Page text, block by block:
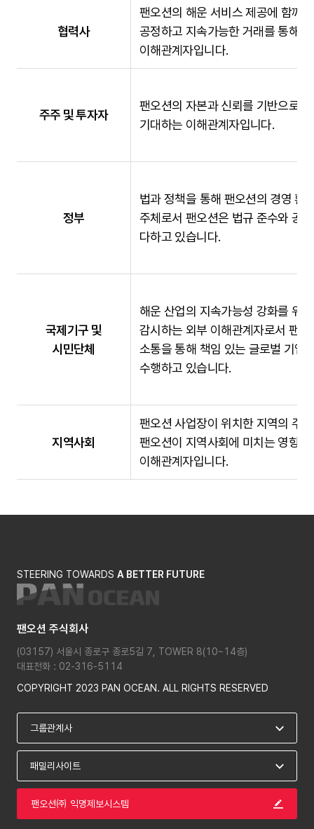
협력사
팬오션의 해운 서비스 제공에 함께
공정하고 지속가능한 거래를 통해
이해관계자입니다.
주주 및 투자자
팬오션의 자본과 신뢰를 기반으로
기대하는 이해관계자입니다.
정부
법과 정책을 통해 팬오션의 경영 환
주체로서 팬오션은 법규 준수와 공
다하고 있습니다.
국제기구 및
시민단체
해운 산업의 지속가능성 강화를 위
감시하는 외부 이해관계자로서 팬
소통을 통해 책임 있는 글로벌 기업
수행하고 있습니다.
지역사회
팬오션 사업장이 위치한 지역의 주
팬오션이 지역사회에 미치는 영향과
이해관계자입니다.
STEERING TOWARDS A BETTER FUTURE
팬오션 주식회사
(03157) 서울시 종로구 종로5길 7, TOWER 8(10~14층)
대표전화 : 02-316-5114
COPYRIGHT 2023 PAN OCEAN. ALL RIGHTS RESERVED
팬오션㈜ 익명제보시스템